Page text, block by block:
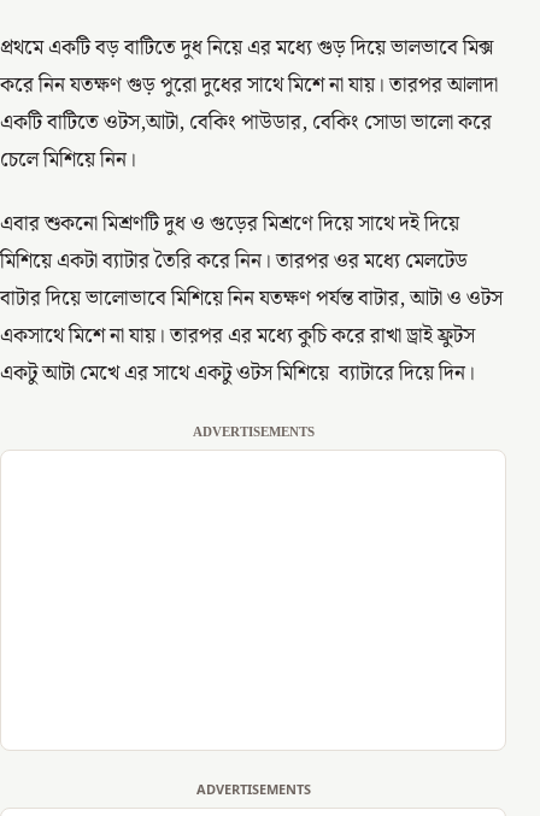
প্রথমে একটি বড় বাটিতে দুধ নিয়ে এর মধ্যে গুড় দিয়ে ভালভাবে মিক্স
করে নিন যতক্ষণ গুড় পুরো দুধের সাথে মিশে না যায়। তারপর আলাদা
একটি বাটিতে ওটস,আটা, বেকিং পাউডার, বেকিং সোডা ভালো করে
চেলে মিশিয়ে নিন।
এবার শুকনো মিশ্রণটি দুধ ও গুড়ের মিশ্রণে দিয়ে সাথে দই দিয়ে
মিশিয়ে একটা ব্যাটার তৈরি করে নিন। তারপর ওর মধ্যে মেলটেড
বাটার দিয়ে ভালোভাবে মিশিয়ে নিন যতক্ষণ পর্যন্ত বাটার, আটা ও ওটস
একসাথে মিশে না যায়। তারপর এর মধ্যে কুচি করে রাখা ড্রাই ফ্রুটস
একটু আটা মেখে এর সাথে একটু ওটস মিশিয়ে ব্যাটারে দিয়ে দিন।
ADVERTISEMENTS
ADVERTISEMENTS